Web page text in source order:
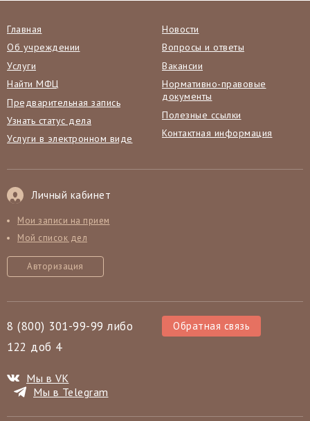
Главная
Об учреждении
Услуги
Найти МФЦ
Предварительная запись
Узнать статус дела
Услуги в электронном виде
Новости
Вопросы и ответы
Вакансии
Нормативно-правовые
документы
Полезные ссылки
Контактная информация
Личный кабинет
Мои записи на прием
Мой список дел
Авторизация
8 (800) 301-99-99 либо
122 доб 4
Обратная связь
Мы в VK
Мы в Telegram